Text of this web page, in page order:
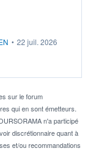
• 22 juil. 2026
sur le forum
qui en sont émetteurs.
n'a participé
discrétionnaire quant à
et/ou recommandations